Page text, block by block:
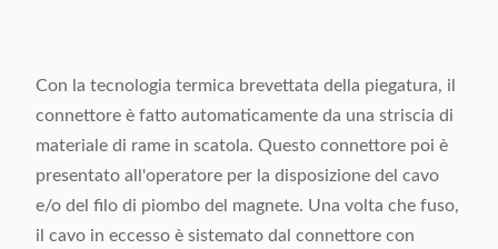
Con la tecnologia termica brevettata della piegatura, il
connettore è fatto automaticamente da una striscia di
materiale di rame in scatola. Questo connettore poi è
presentato all'operatore per la disposizione del cavo
e/o del filo di piombo del magnete. Una volta che fuso,
il cavo in eccesso è sistemato dal connettore con